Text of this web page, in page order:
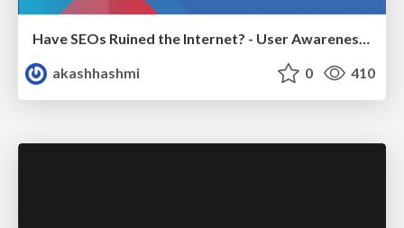
Have SEOs Ruined the Internet? - User Awareness of SEO in 2025
akashhashmi
0 410